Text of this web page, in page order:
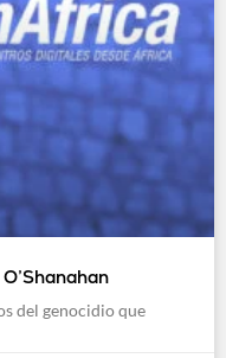
del genocidio que